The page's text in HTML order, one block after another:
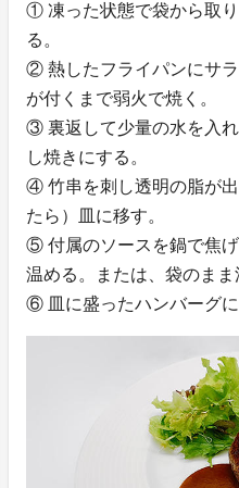
① 凍った状態で袋から取
る。
② 熱したフライパンにサ
が付くまで弱火で焼く。
③ 裏返して少量の水を入
し焼きにする。
④ 竹串を刺し透明の脂が
たら）皿に移す。
⑤ 付属のソースを鍋で焦
温める。または、袋のまま
⑥ 皿に盛ったハンバーグに